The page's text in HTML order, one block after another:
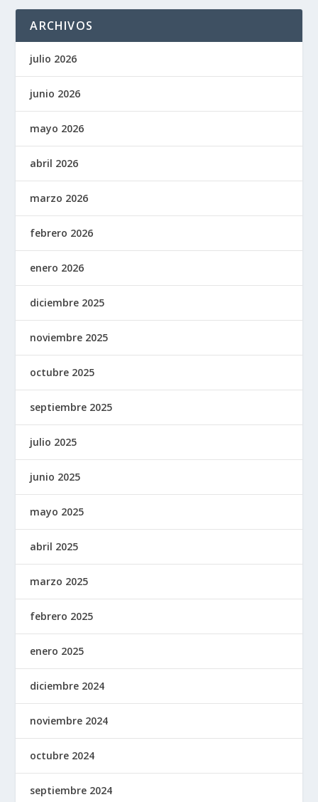
ARCHIVOS
julio 2026
junio 2026
mayo 2026
abril 2026
marzo 2026
febrero 2026
enero 2026
diciembre 2025
noviembre 2025
octubre 2025
septiembre 2025
julio 2025
junio 2025
mayo 2025
abril 2025
marzo 2025
febrero 2025
enero 2025
diciembre 2024
noviembre 2024
octubre 2024
septiembre 2024